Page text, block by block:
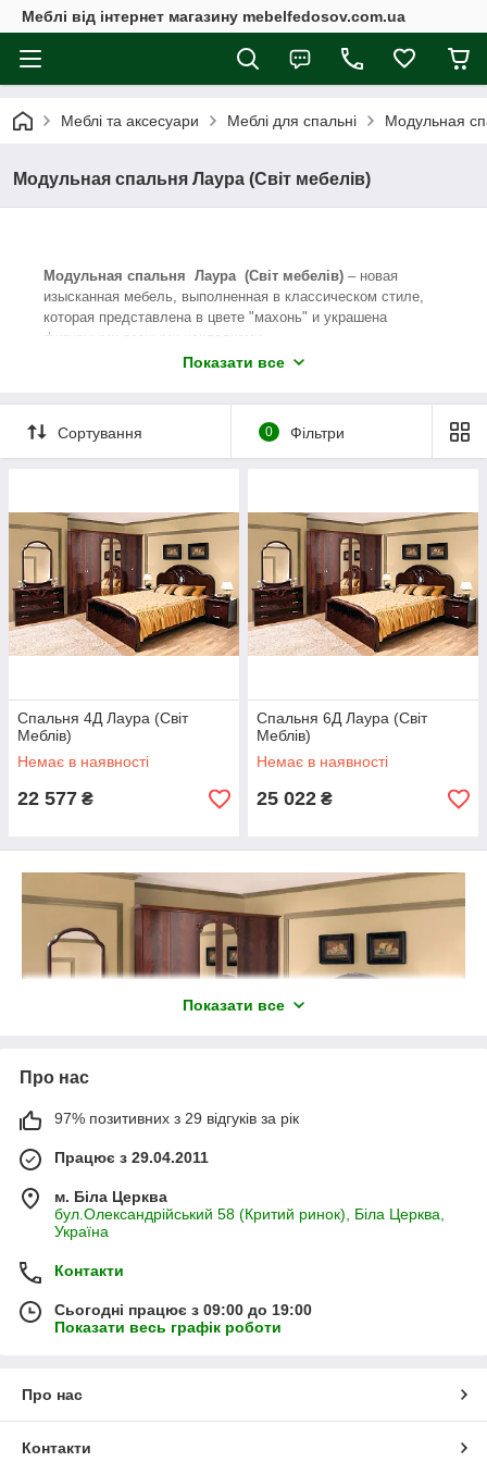
Меблі від інтернет магазину mebelfedosov.com.ua
Меблі та аксесуари Меблі для спальні Модульная
Модульная спальня Лаура (Світ мебелів)
Модульная спальня Лаура (Світ мебелів) – новая
изысканная мебель, выполненная в классическом стиле,
которая представлена в цвете "махонь" и украшена
фигурными резными накладками.
Корпуса мебельных модулей коллекции Лаура
двуспальные 160 и 180, тумба прикроватная, три шкафа
3Д, 4Д и 6Д, комод и зеркало.
Лаура привертають увагу поціновувачів класики.
Варіанти кольору
Корпус: махонь/ЛДСП Фасад: махонь лак/ЛДСП
Всі елементи модульної спальні Лаура (Світ мебелів) , а
Показати все
Сортування 0 Фільтри
Спальня 4Д Лаура (Світ
Меблів)
Немає в наявності
22 577 ₴
Спальня 6Д Лаура (Світ
Меблів)
Немає в наявності
25 022 ₴
Показати все
Про нас
97% позитивних з 29 відгуків за рік
Працює з 29.04.2011
м. Біла Церква
бул.Олександрійський 58 (Критий ринок), Біла Церква,
Україна
Контакти
Сьогодні працює з 09:00 до 19:00
Показати весь графік роботи
Про нас
Контакти